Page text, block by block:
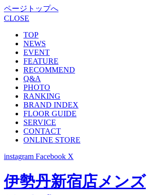
ページトップへ
CLOSE
TOP
NEWS
EVENT
FEATURE
RECOMMEND
Q&A
PHOTO
RANKING
BRAND INDEX
FLOOR GUIDE
SERVICE
CONTACT
ONLINE STORE
instagram Facebook X
伊勢丹新宿店メンズ